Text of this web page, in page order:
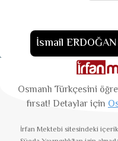
İsmail ERDOĞAN
Osmanlı Türkçesini
fırsat! Detaylar için
İrfan Mektebi sitesindeki